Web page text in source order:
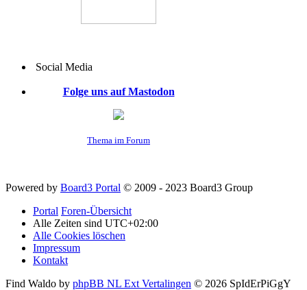
Social Media
Folge uns auf Mastodon
Thema im Forum
Powered by Board3 Portal © 2009 - 2023 Board3 Group
Portal Foren-Übersicht
Alle Zeiten sind UTC+02:00
Alle Cookies löschen
Impressum
Kontakt
Find Waldo by phpBB NL Ext Vertalingen © 2026 SpIdErPiGgY